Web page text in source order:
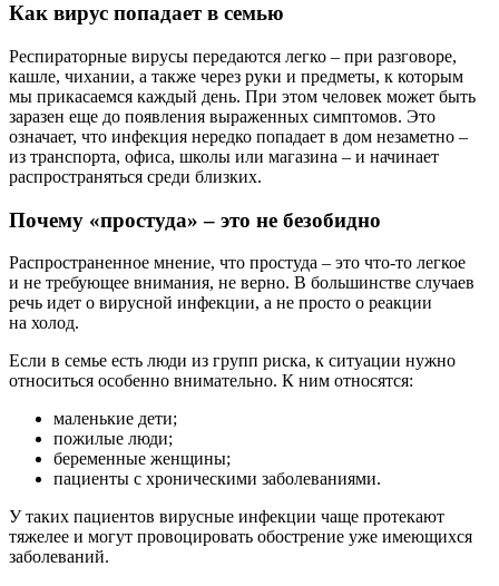
Как вирус попадает в семью
Респираторные вирусы передаются легко – при разговоре,
кашле, чихании, а также через руки и предметы, к которым
мы прикасаемся каждый день. При этом человек может быть
заразен еще до появления выраженных симптомов. Это
означает, что инфекция нередко попадает в дом незаметно –
из транспорта, офиса, школы или магазина – и начинает
распространяться среди близких.
Почему «простуда» – это не безобидно
Распространенное мнение, что простуда – это что-то легкое
и не требующее внимания, не верно. В большинстве случаев
речь идет о вирусной инфекции, а не просто о реакции
на холод.
Если в семье есть люди из групп риска, к ситуации нужно
относиться особенно внимательно. К ним относятся:
маленькие дети;
пожилые люди;
беременные женщины;
пациенты с хроническими заболеваниями.
У таких пациентов вирусные инфекции чаще протекают
тяжелее и могут провоцировать обострение уже имеющихся
заболеваний.